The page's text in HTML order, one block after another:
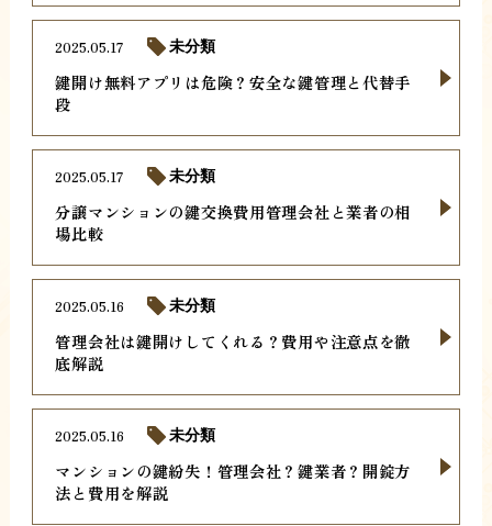
鍵開け無料アプリは危険？安全な鍵管理と代替手
段
2025.05.17 未分類
分譲マンションの鍵交換費用管理会社と業者の相
場比較
2025.05.17 未分類
管理会社は鍵開けしてくれる？費用や注意点を徹
底解説
2025.05.16 未分類
マンションの鍵紛失！管理会社？鍵業者？開錠方
法と費用を解説
2025.05.16 未分類